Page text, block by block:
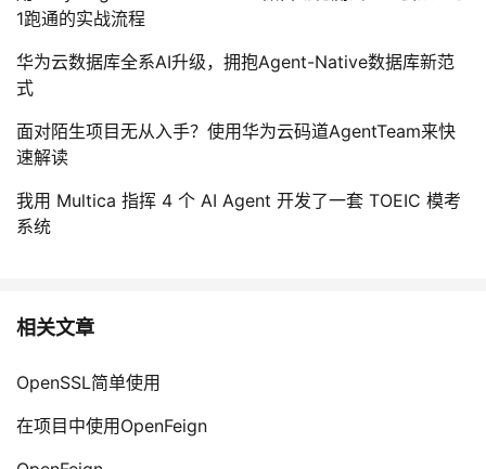
1跑通的实战流程
华为云数据库全系AI升级，拥抱Agent-Native数据库新范
式
面对陌生项目无从入手？使用华为云码道AgentTeam来快
速解读
我用 Multica 指挥 4 个 AI Agent 开发了一套 TOEIC 模考
系统
相关文章
OpenSSL简单使用
在项目中使用OpenFeign